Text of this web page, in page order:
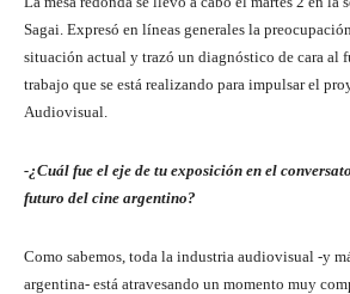
Sagai. Expresó en líneas generales la
situación actual y trazó un diagnóstico de cara al
trabajo que se está realizando para impulsar el
Audiovisual.
-¿Cuál fue el eje de tu exposición en el
futuro del cine argentino?
Como sabemos, toda la industria audiovisual -y
argentina- está atravesando un momento muy